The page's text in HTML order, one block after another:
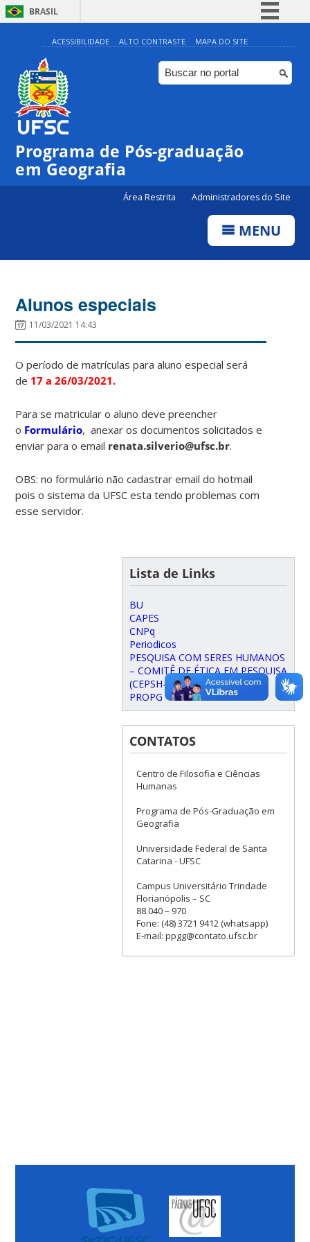
BRASIL
Simplifique!
Comunica BR
Participe
Canais
ACESSIBILIDADE ALTO CONTRASTE MAPA DO SITE
Programa de Pós-graduação
em Geografia
Área Restrita Administradores do Site
MENU
Alunos especiais
11/03/2021 14:43
O período de matrículas para aluno especial será
de 17 a 26/03/2021.
Para se matricular o aluno deve preencher
o Formulário, anexar os documentos solicitados e
enviar para o email renata.silverio@ufsc.br.
OBS: no formulário não cadastrar email do hotmail
pois o sistema da UFSC esta tendo problemas com
esse servidor.
Lista de Links
BU
CAPES
CNPq
Periodicos
PESQUISA COM SERES HUMANOS
– COMITÊ DE ÉTICA EM PESQUISA
(CEPSH-UFSC)
PROPG
CONTATOS
Centro de Filosofia e Ciências
Humanas
Programa de Pós-Graduação em
Geografia
Universidade Federal de Santa
Catarina - UFSC
Campus Universitário Trindade
Florianópolis – SC
88.040 – 970
Fone: (48) 3721 9412 (whatsapp)
E-mail: ppgg@contato.ufsc.br